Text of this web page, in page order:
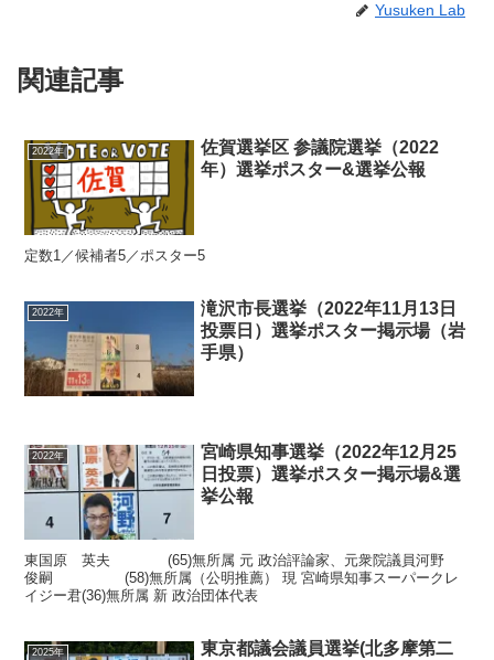
Yusuken Lab
関連記事
2022年
佐賀選挙区 参議院選挙（2022
年）選挙ポスター&選挙公報
定数1／候補者5／ポスター5
2022年
滝沢市長選挙（2022年11月13日
投票日）選挙ポスター掲示場（岩
手県）
2022年
宮崎県知事選挙（2022年12月25
日投票）選挙ポスター掲示場&選
挙公報
東国原 英夫 (65)無所属 元 政治評論家、元衆院議員河野
俊嗣 (58)無所属（公明推薦） 現 宮崎県知事スーパークレ
イジー君(36)無所属 新 政治団体代表
2025年
東京都議会議員選挙(北多摩第二